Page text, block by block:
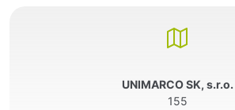
UNIMARCO SK, s.r.o.
155